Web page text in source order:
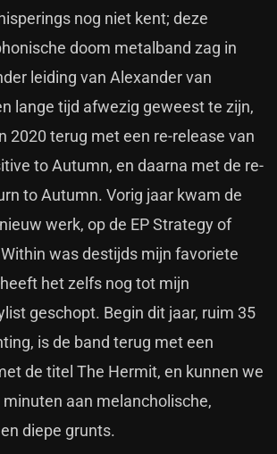
nog niet kent; deze
doom metalband zag in
leiding van Alexander van
lange tijd afwezig geweest te zijn,
2020 terug met een re-release van
to Autumn, en daarna met de re-
to Autumn. Vorig jaar kwam de
werk, op de EP Strategy of
was destijds mijn favoriete
het zelfs nog tot mijn
geschopt. Begin dit jaar, ruim 35
is de band terug met een
de titel The Hermit, en kunnen we
aan melancholische,
diepe grunts.